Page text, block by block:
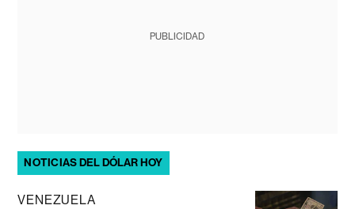
PUBLICIDAD
NOTICIAS DEL DÓLAR HOY
VENEZUELA